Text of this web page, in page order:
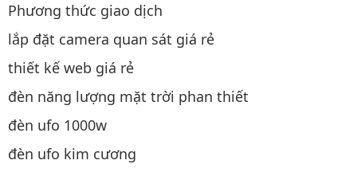
Phương thức giao dịch
lắp đặt camera quan sát giá rẻ
thiết kế web giá rẻ
đèn năng lượng mặt trời phan thiết
đèn ufo 1000w
đèn ufo kim cương